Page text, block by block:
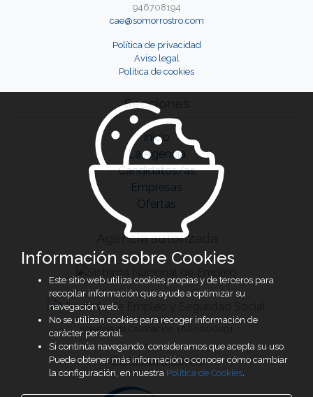
946708194
cae@somorrostro.com
Política de privacidad
Aviso legal
Política de cookies
Secciones
Inicio
La Agencia
Candidatos/as
Empresas
Ofertas
Agencia autorizada
Agencia de Colocación 1600000091
Colaboradores
Información sobre Cookies
Este sitio web utiliza cookies propias y de terceros para
recopilar información que ayude a optimizar su
navegación web.
No se utilizan cookies para recoger información de
carácter personal.
Si continúa navegando, consideramos que acepta su uso.
Puede obtener más información o conocer cómo cambiar
la configuración, en nuestra Política de Cookies.